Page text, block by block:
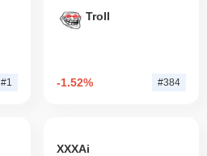
#1
Troll
-1.52% #384
XXXAi